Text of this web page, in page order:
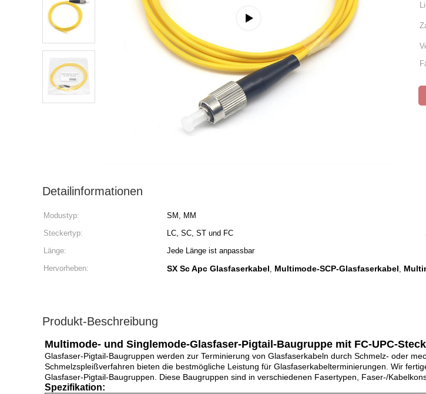
Detailinformationen
Modustyp: SM, MM
Steckertyp:
LC, SC, ST und FC
Länge:
Jede Länge ist anpassbar
Hervorheben:
SX Sc Apc Glasfaserkabel, Multimode-SCP-Glasfaserkabel,
Produkt-Beschreibung
Multimode- und Singlemode-Glasfaser-Pigtail-Baugruppe mit FC-UPC-
Glasfaser-Pigtail-Baugruppen werden zur Terminierung von Glasfaserkabeln durch Schmelz- oder
Schmelzspleißverfahren bieten die bestmögliche Leistung für Glasfaserkabelterminierungen. Wir
Glasfaser-Pigtail-Baugruppen. Diese Baugruppen sind in verschiedenen Fasertypen, Faser-/
Spezifikation: